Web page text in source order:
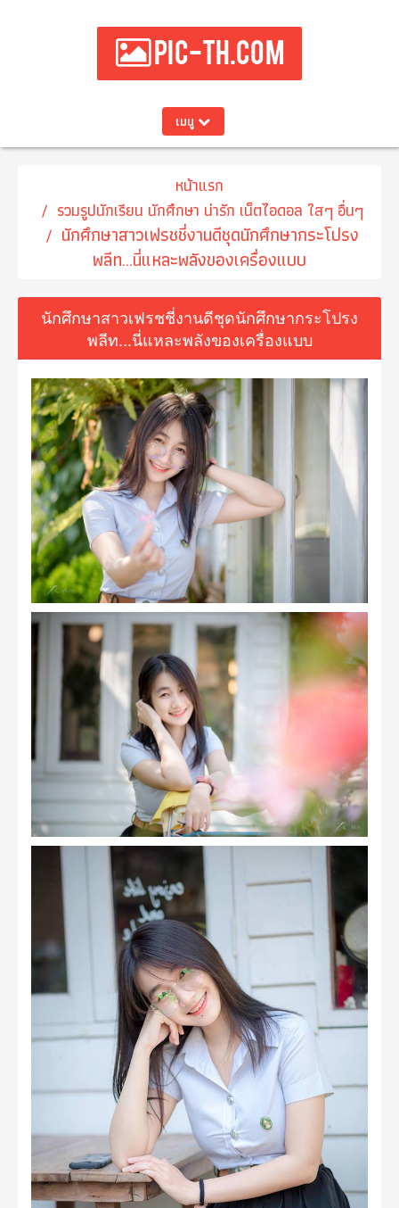
PIC-TH.COM
เมนู
หน้าแรก
รวมรูปนักเรียน นักศึกษา น่ารัก เน็ตไอดอล ใสๆ อื่นๆ
นักศึกษาสาวเฟรชชี่งานดีชุดนักศึกษากระโปรง
พลีท...นี่แหละพลังของเครื่องแบบ
นักศึกษาสาวเฟรชชี่งานดีชุดนักศึกษากระโปรง
พลีท...นี่แหละพลังของเครื่องแบบ